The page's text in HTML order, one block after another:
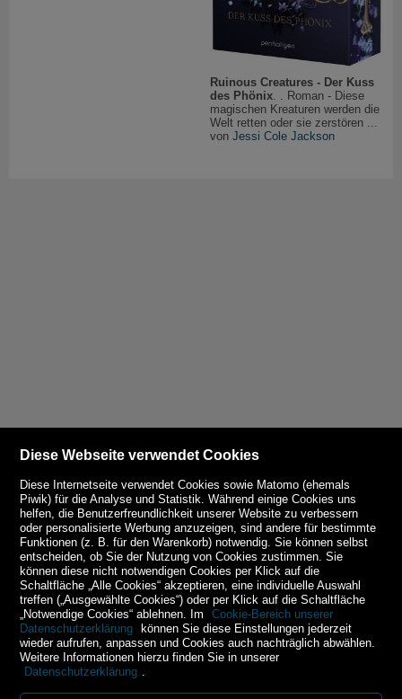
Ruinous Creatures - Der Kuss
des Phönix . . Roman - Diese
magischen Kreaturen werden die
Welt retten oder sie zerstören ...
von Jessi Cole Jackson
Diese Webseite verwendet Cookies
Diese Internetseite verwendet Cookies sowie Matomo (ehemals
Piwik) für die Analyse und Statistik. Während einige Cookies uns
helfen, die Benutzerfreundlichkeit unserer Website zu verbessern
oder personalisierte Werbung anzuzeigen, sind andere für bestimmte
Funktionen (z. B. für den Warenkorb) notwendig. Sie können selbst
entscheiden, ob Sie der Nutzung von Cookies zustimmen. Sie
können diese nicht notwendigen Cookies per Klick auf die
Schaltfläche „Alle Cookies“ akzeptieren, eine individuelle Auswahl
treffen („Ausgewählte Cookies“) oder per Klick auf die Schaltfläche
„Notwendige Cookies“ ablehnen. Im
Cookie-Bereich unserer
Datenschutzerklärung können Sie diese Einstellungen jederzeit
wieder aufrufen, anpassen und Cookies auch nachträglich abwählen.
Weitere Informationen hierzu finden Sie in unserer
Datenschutzerklärung